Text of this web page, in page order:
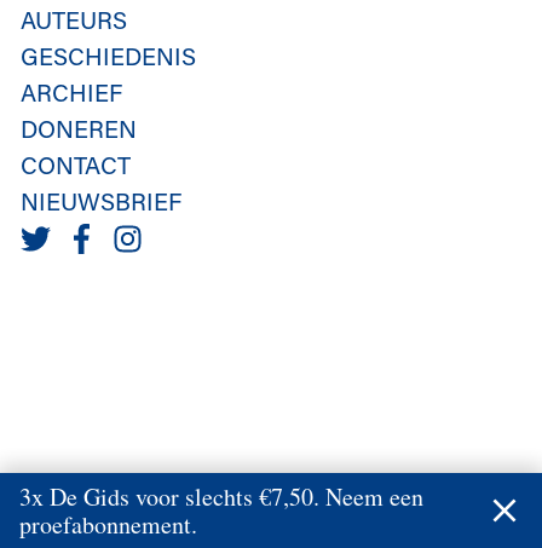
AUTEURS
GESCHIEDENIS
ARCHIEF
DONEREN
CONTACT
NIEUWSBRIEF
3x De Gids voor slechts €7,50. Neem een
proefabonnement.